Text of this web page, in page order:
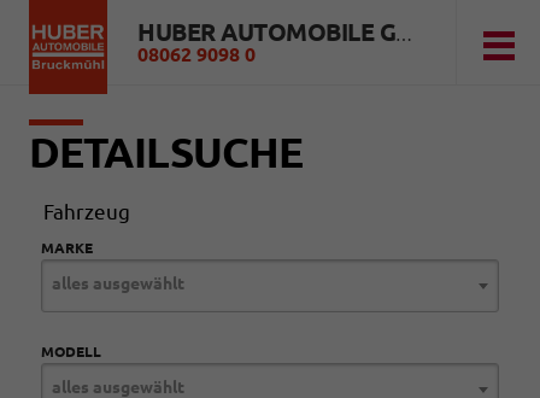
HUBER AUTOMOBILE GMBH
08062 9098 0
DETAILSUCHE
Fahrzeug
MARKE
alles ausgewählt
MODELL
alles ausgewählt